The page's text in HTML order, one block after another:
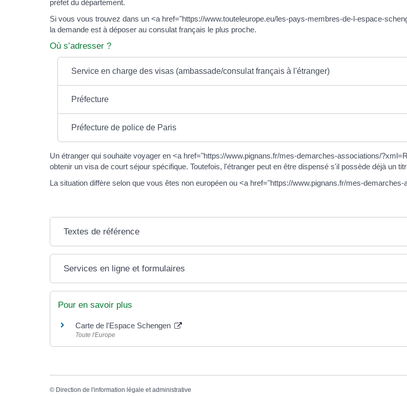
préfet du département.
Si vous vous trouvez dans un <a href="https://www.touteleurope.eu/les-pays-membres-de-l-espace-
la demande est à déposer au consulat français le plus proche.
Où s’adresser ?
Service en charge des visas (ambassade/consulat français à l'étranger)
Préfecture
Préfecture de police de Paris
Un étranger qui souhaite voyager en <a href="https://www.pignans.fr/mes-demarches-associations/
obtenir un visa de court séjour spécifique. Toutefois, l'étranger peut en être dispensé s'il possède déjà un
La situation diffère selon que vous êtes non européen ou <a href="https://www.pignans.fr/mes-
Textes de référence
Services en ligne et formulaires
Pour en savoir plus
Carte de l'Espace Schengen
Toute l'Europe
© Direction de l'information légale et administrative